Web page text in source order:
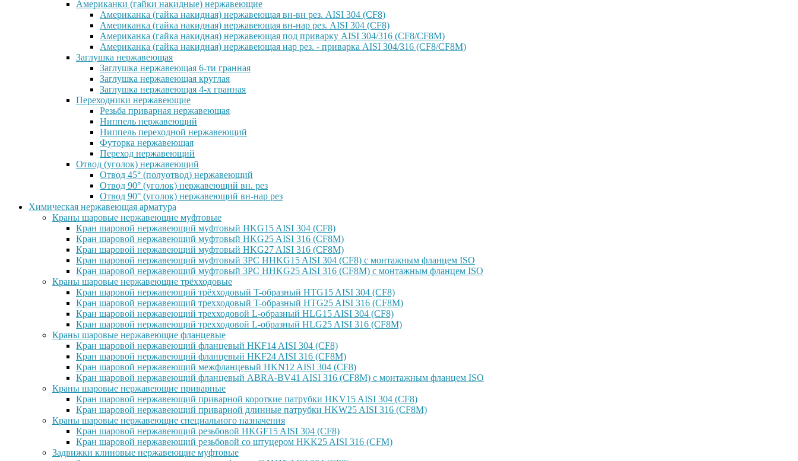
Американки (гайки накидные) нержавеющие
Американка (гайка накидная) нержавеющая вн-вн рез. AISI 304 (CF8)
Американка (гайка накидная) нержавеющая вн-нар рез. AISI 304 (CF8)
Американка (гайка накидная) нержавеющая под приварку AISI 304/316 (CF8/CF8M)
Американка (гайка накидная) нержавеющая нар рез. - приварка AISI 304/316 (CF8/CF8M)
Заглушка нержавеющая
Заглушка нержавеющая 6-ти гранная
Заглушка нержавеющая круглая
Заглушка нержавеющая 4-х гранная
Переходники нержавеющие
Резьба приварная нержавеющая
Ниппель нержавеющий
Ниппель переходной нержавеющий
Футорка нержавеющая
Переход нержавеющий
Отвод (уголок) нержавеющий
Отвод 45° (полуотвод) нержавеющий
Отвод 90° (уголок) нержавеющий вн. рез
Отвод 90° (уголок) нержавеющий вн-нар рез
Химическая нержавеющая арматура
Краны шаровые нержавеющие муфтовые
Кран шаровой нержавеющий муфтовый HKG15 AISI 304 (CF8)
Кран шаровой нержавеющий муфтовый HKG25 AISI 316 (CF8M)
Кран шаровой нержавеющий муфтовый HKG27 AISI 316 (CF8M)
Кран шаровой нержавеющий муфтовый 3PC HHKG15 AISI 304 (CF8) с монтажным фланцем ISO
Кран шаровой нержавеющий муфтовый 3PC HHKG25 AISI 316 (CF8M) с монтажным фланцем ISO
Краны шаровые нержавеющие трёхходовые
Кран шаровой нержавеющий трёхходовый T-образный HTG15 AISI 304 (CF8)
Кран шаровой нержавеющий трехходовый T-образный HTG25 AISI 316 (CF8M)
Кран шаровой нержавеющий трехходовой L-образный HLG15 AISI 304 (CF8)
Кран шаровой нержавеющий трехходовой L-образный HLG25 AISI 316 (CF8M)
Краны шаровые нержавеющие фланцевые
Кран шаровой нержавеющий фланцевый HKF14 AISI 304 (CF8)
Кран шаровой нержавеющий фланцевый HKF24 AISI 316 (CF8M)
Кран шаровой нержавеющий межфланцевый HKN12 AISI 304 (CF8)
Кран шаровой нержавеющий фланцевый ABRA-BV41 AISI 316 (CF8M) с монтажным фланцем ISO
Краны шаровые нержавеющие приварные
Кран шаровой нержавеющий приварной короткие патрубки HKV15 AISI 304 (CF8)
Кран шаровой нержавеющий приварной длинные патрубки HKW25 AISI 316 (CF8M)
Краны шаровые нержавеющие специального назначения
Кран шаровой нержавеющий резьбовой HKGF15 AISI 304 (CF8)
Кран шаровой нержавеющий резьбовой со штуцером HKK25 AISI 316 (CFM)
Задвижки клиновые нержавеющие муфтовые